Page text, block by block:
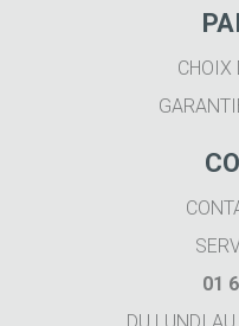
CHOIX
01